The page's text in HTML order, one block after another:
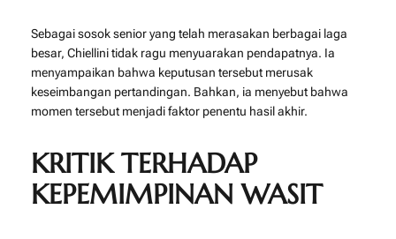
Sebagai sosok senior yang telah merasakan berbagai laga
besar, Chiellini tidak ragu menyuarakan pendapatnya. Ia
menyampaikan bahwa keputusan tersebut merusak
keseimbangan pertandingan. Bahkan, ia menyebut bahwa
momen tersebut menjadi faktor penentu hasil akhir.
KRITIK TERHADAP
KEPEMIMPINAN WASIT